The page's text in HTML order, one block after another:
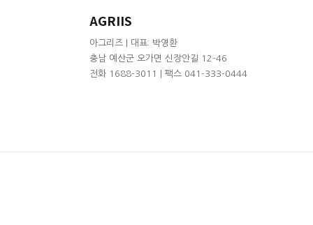
AGRIIS
아그리즈 | 대표: 박영환
충남 예산군 오가면 신장안길 12-46
전화 1688-3011 | 팩스 041-333-0444